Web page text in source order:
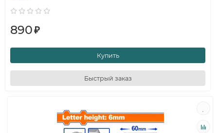
890₽
Купить
Быстрый заказ